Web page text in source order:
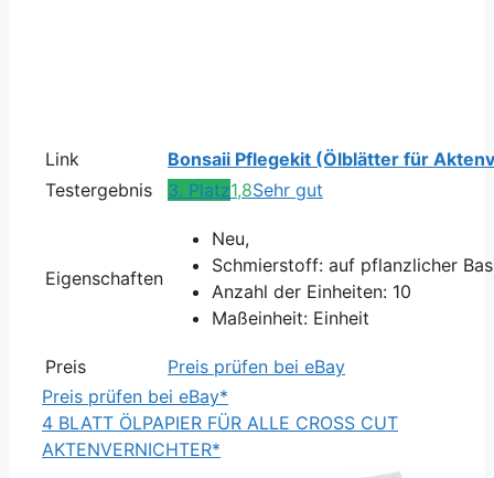
Link
Bonsaii Pflegekit (Ölblätter für
Testergebnis
3. Platz1,8Sehr gut
Eigenschaften
Neu,
Schmierstoff: auf pflanzlicher
Anzahl der Einheiten: 10
Maßeinheit: Einheit
Preis
Preis prüfen bei eBay
Preis prüfen bei eBay*
4 BLATT ÖLPAPIER FÜR ALLE CROSS CUT
AKTENVERNICHTER*